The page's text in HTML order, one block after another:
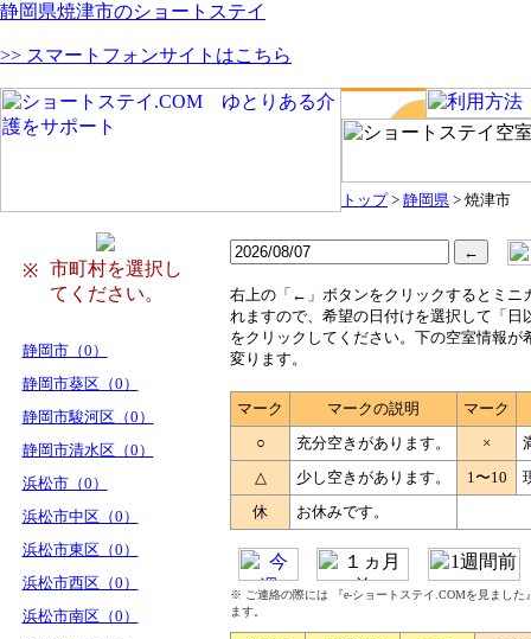
静岡県焼津市のショートステイ
>> スマートフォンサイトはこちら
トップ> 静岡県 > 焼津市
※
市町村を選択し
てください。
静岡市（0）
静岡市葵区（0）
静岡市駿河区（0）
静岡市清水区（0）
浜松市（0）
浜松市中区（0）
浜松市東区（0）
浜松市西区（0）
浜松市南区（0）
右上の「←」ボタンをクリックするとミニ
れますので、希望の日付けを選択して「日
をクリックしてください。下の空室情報が
変ります。
マーク マークの説明
マーク
○
充分空きがあります。 ×
△
少し空きがあります。 1〜10
休
お休みです。
※ ご連絡の際には 『e-ショートステイ.COMを見まし
ます。